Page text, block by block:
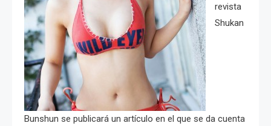
revista
Shukan
Bunshun se publicará un artículo en el que se da cuenta